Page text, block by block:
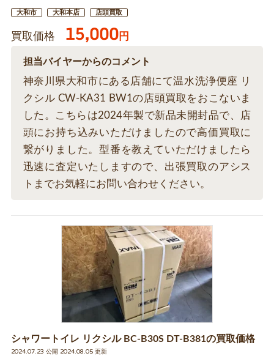
大和市 大和本店 店頭買取
買取価格 15,000円
担当バイヤーからのコメント
神奈川県大和市にある店舗にて温水洗浄便座 リ
クシル CW-KA31 BW1の店頭買取をおこないま
した。こちらは2024年製で新品未開封品で、店
頭にお持ち込みいただけましたので高価買取に
繋がりました。型番を教えていただけましたら
迅速に査定いたしますので、出張買取のアシス
トまでお気軽にお問い合わせください。
シャワートイレ リクシル BC-B30S DT-B381の買取価格
2024.07.23 公開 2024.08.05 更新